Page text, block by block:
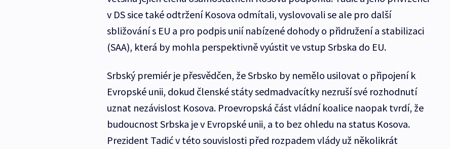
v DS sice také odtržení Kosova odmítali, vyslovovali se ale pro další
sbližování s EU a pro podpis unií nabízené dohody o přidružení a stabilizaci
(SAA), která by mohla perspektivně vyústit ve vstup Srbska do EU.
Srbský premiér je přesvědčen, že Srbsko by nemělo usilovat o připojení k
Evropské unii, dokud členské státy sedmadvacítky nezruší své rozhodnutí
uznat nezávislost Kosova. Proevropská část vládní koalice naopak tvrdí, že
budoucnost Srbska je v Evropské unii, a to bez ohledu na status Kosova.
Prezident Tadić v této souvislosti před rozpadem vlády už několikrát